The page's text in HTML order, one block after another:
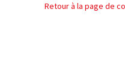
Retour à la page de